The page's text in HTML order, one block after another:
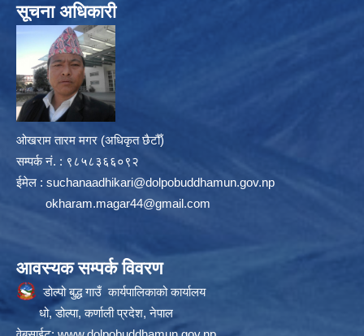
सूचना अधिकारी
ओखराम तारम मगर (अधिकृत छैटौँ)
सम्पर्क न‌ं. : ९८५८३६६०९२
ईमेल : suchanaadhikari@dolpobuddhamun.gov.np
okharam.magar44@gmail.com
आवस्यक सम्पर्क विवरण
डोल्पो बुद्ध गाउँ कार्यपालिकाको कार्यालय
धो, डोल्पा, कर्णाली प्रदेश, नेपाल